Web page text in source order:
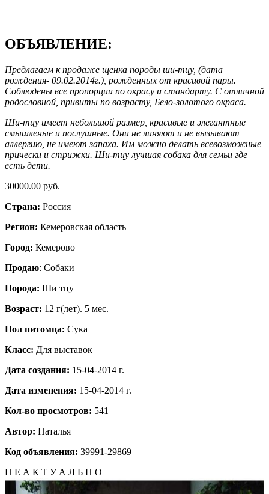
ОБЪЯВЛЕНИЕ:
Предлагаем к продаже щенка породы ши-тцу, (дата
рождения- 09.02.2014г.), рожденных от красивой пары.
Соблюдены все пропорции по окрасу и стандарту. С отличной
родословной, привиты по возрасту, Бело-золотого окраса.
Ши-тцу имеет небольшой размер, красивые и элегантные
смышленые и послушные. Они не линяют и не вызывают
аллергию, не имеют запаха. Им можно делать всевозможные
прически и стрижки. Ши-тцу лучшая собака для семьи где
есть дети.
30000.00 руб.
Страна: Россия
Регион: Кемеровская область
Город: Кемерово
Продаю: Собаки
Порода: Ши тцу
Возраст: 12 г(лет). 5 мес.
Пол питомца: Сука
Класс: Для выставок
Дата создания: 15-04-2014 г.
Дата изменения: 15-04-2014 г.
Кол-во просмотров: 541
Автор: Наталья
Код объявления: 39991-29869
Н Е А К Т У А Л Ь Н О